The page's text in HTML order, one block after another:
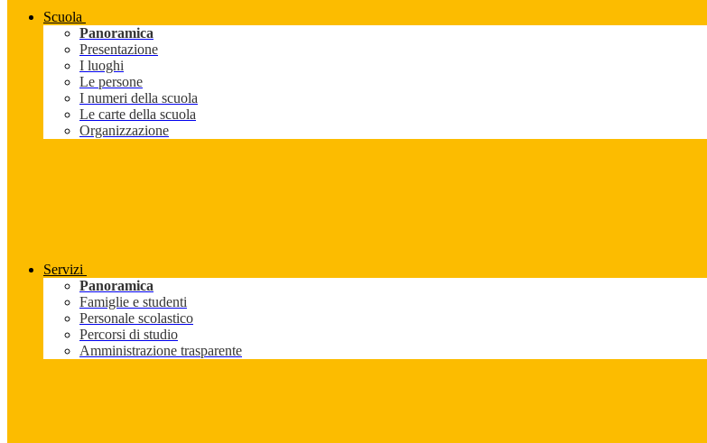
Scuola
Panoramica
Presentazione
I luoghi
Le persone
I numeri della scuola
Le carte della scuola
Organizzazione
Servizi
Panoramica
Famiglie e studenti
Personale scolastico
Percorsi di studio
Amministrazione trasparente